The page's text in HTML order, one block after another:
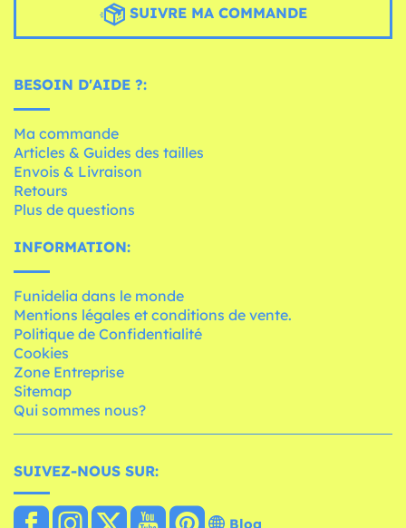
SUIVRE MA COMMANDE
BESOIN D'AIDE ?:
Ma commande
Articles & Guides des tailles
Envois & Livraison
Retours
Plus de questions
INFORMATION:
Funidelia dans le monde
Mentions légales et conditions de vente.
Politique de Confidentialité
Cookies
Zone Entreprise
Sitemap
Qui sommes nous?
SUIVEZ-NOUS SUR:
Blog